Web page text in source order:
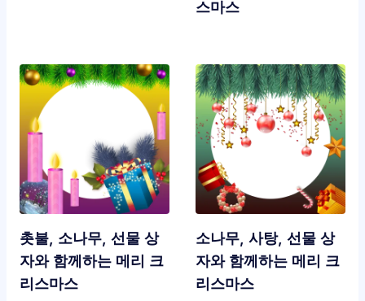
스마스
촛불, 소나무, 선물 상
자와 함께하는 메리 크
리스마스
소나무, 사탕, 선물 상
자와 함께하는 메리 크
리스마스